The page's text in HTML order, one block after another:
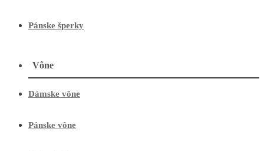
Pánske šperky
Vône
Dámske vône
Pánske vône